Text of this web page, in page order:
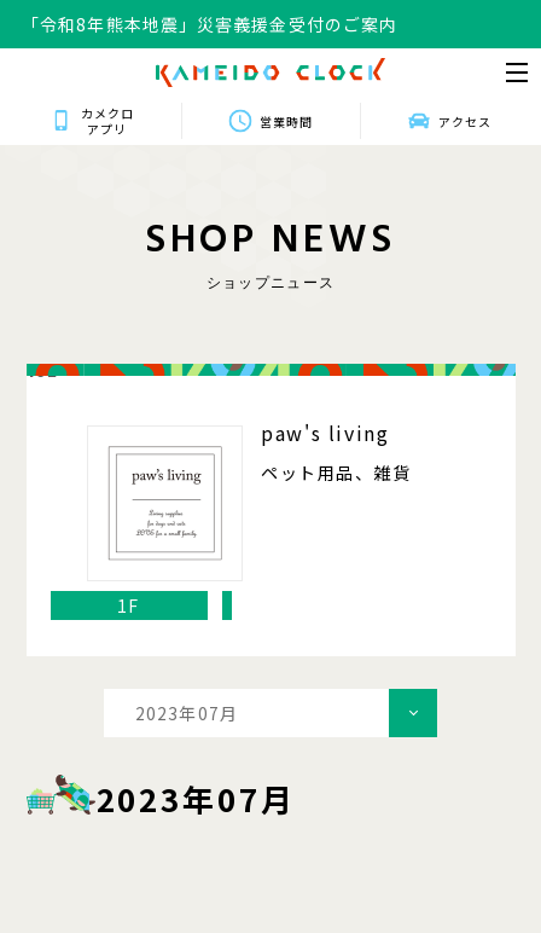
「令和8年熊本地震」災害義援金受付のご案内
「令和8年熊本地震」災害義援金受付のご案内
カメクロ
アプリ
営業時間 アクセス
SHOP NEWS
ショップニュース
102
paw's living
ペット用品、雑貨
1F
2023年07月
2023年07月